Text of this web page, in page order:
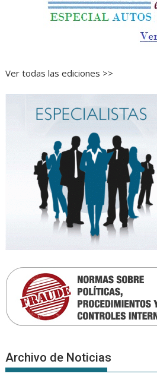
Ver todas las ediciones >>
Archivo de Noticias